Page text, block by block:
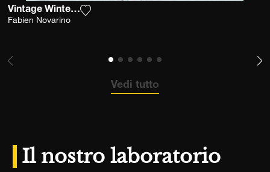
Vintage Winter Escape
Fabien Novarino
Vedi tutto
Il nostro laboratorio